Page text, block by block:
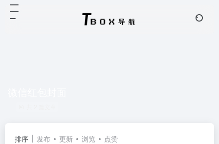
排序 发布 更新 浏览 点赞